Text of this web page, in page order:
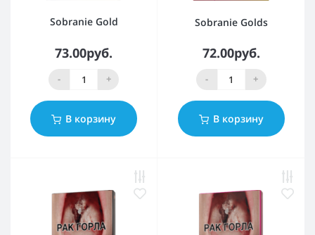
Sobranie Gold
73.00руб.
- +
В корзину
Sobranie Golds
72.00руб.
- +
В корзину